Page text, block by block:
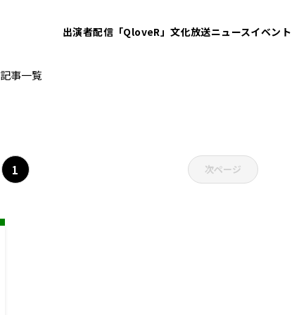
出演者配信「QloveR」文化放送ニュースイベント
堂高嗣
事一覧
1 次ページ